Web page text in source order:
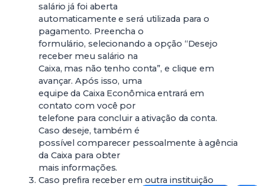
salário já foi aberta
automaticamente e será utilizada para o
pagamento. Preencha o
formulário, selecionando a opção “Desejo
receber meu salário na
Caixa, mas não tenho conta”, e clique em
avançar. Após isso, uma
equipe da Caixa Econômica entrará em
contato com você por
telefone para concluir a ativação da conta.
Caso deseje, também é
possível comparecer pessoalmente à agência
da Caixa para obter
mais informações.
Caso prefira receber em outra instituição